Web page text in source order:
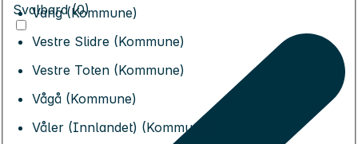
Vang (Kommune)
Vestre Slidre (Kommune)
Vestre Toten (Kommune)
Vågå (Kommune)
Våler (Innlandet) (Kommune)
Svalbard (0)